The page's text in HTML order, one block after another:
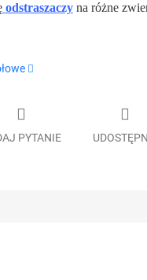
odstraszaczyna różne
PYTANIE